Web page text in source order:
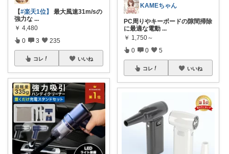
【#楽天1位】
最大風速31m/sの
強力な ...
￥ 4,480
0 3 235
コレ いいね
KAMEちゃん
PC周りやキーボードの隙間掃除
に最適な電動 ...
￥ 1,750～
0 0 5
コレ いいね